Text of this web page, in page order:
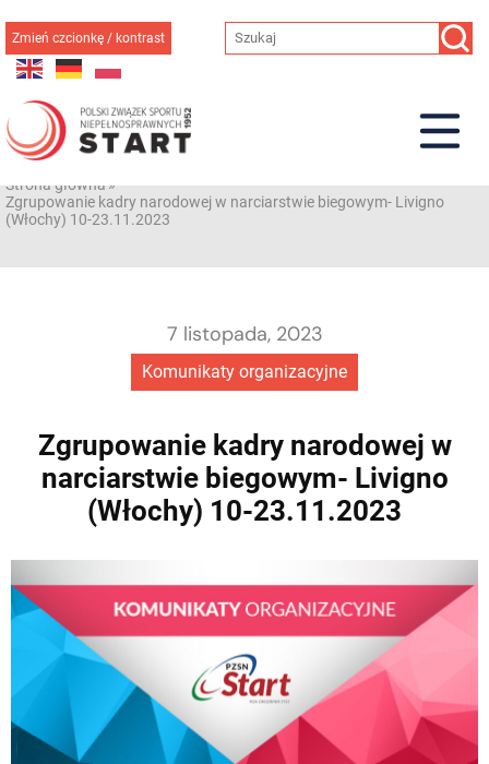
do
treści
Zmień czcionkę / kontrast
Strona główna»
Zgrupowanie kadry narodowej w narciarstwie biegowym- Livigno
(Włochy) 10-23.11.2023
Komunikaty organizacyjne
7 listopada, 2023
Zgrupowanie kadry narodowej w
narciarstwie biegowym- Livigno
(Włochy) 10-23.11.2023